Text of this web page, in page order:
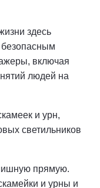
здесь
включая
людей на
и урн,
светильников
прямую.
и урны и